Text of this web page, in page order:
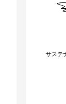
サステ